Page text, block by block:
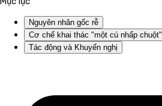
Nguyên nhân gốc rễ
Cơ chế khai thác "một cú nhấp chuột"
Tác động và Khuyến nghị